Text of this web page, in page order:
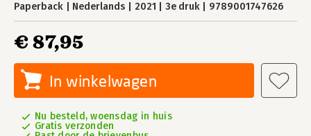
Paperback Nederlands 2021 3e druk 9789001747626
€ 87,95
In winkelwagen
Nu besteld, woensdag in huis
Gratis verzonden